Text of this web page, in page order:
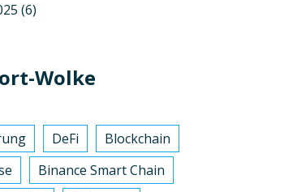
(6)
Wolke
DeFi
Blockchain
Binance Smart Chain